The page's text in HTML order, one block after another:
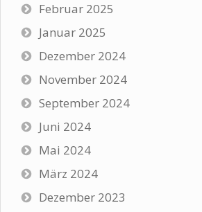
Februar 2025
Januar 2025
Dezember 2024
November 2024
September 2024
Juni 2024
Mai 2024
März 2024
Dezember 2023